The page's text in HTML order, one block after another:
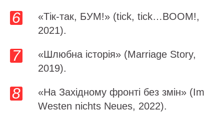
«Тік-так, БУМ!» (tick, tick…BOOM!,
2021).
«Шлюбна історія» (Marriage Story,
2019).
«На Західному фронті без змін» (Im
Westen nichts Neues, 2022).